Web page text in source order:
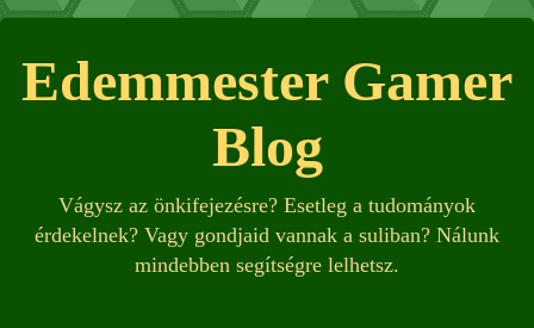
Edemmester Gamer
Blog
Vágysz az önkifejezésre? Esetleg a tudományok
érdekelnek? Vagy gondjaid vannak a suliban? Nálunk
mindebben segítségre lelhetsz.